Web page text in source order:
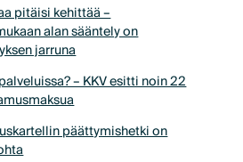
pitäisi kehittää –
alan sääntely on
jarruna
– KKV esitti noin 22
päättymishetki on